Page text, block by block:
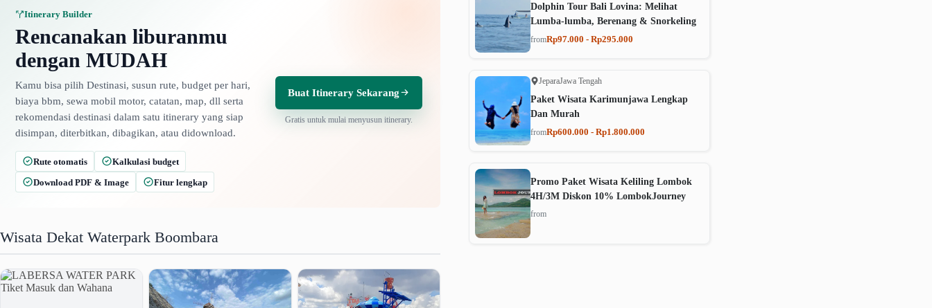
Itinerary Builder
Rencanakan liburanmu
dengan MUDAH
Kamu bisa pilih Destinasi, susun rute, budget per hari,
biaya bbm, sewa mobil motor, catatan, map, dll serta
rekomendasi destinasi dalam satu itinerary yang siap
disimpan, diterbitkan, dibagikan, atau didownload.
Rute otomatis
Kalkulasi budget
Download PDF & Image
Fitur lengkap
Buat Itinerary Sekarang
Gratis untuk mulai menyusun itinerary.
Wisata Dekat Waterpark Boombara
Dolphin Tour Bali Lovina: Melihat
Lumba-lumba, Berenang & Snorkeling
fromRp97.000 - Rp295.000
JeparaJawa Tengah
Paket Wisata Karimunjawa Lengkap
Dan Murah
fromRp600.000 - Rp1.800.000
Promo Paket Wisata Keliling Lombok
4H/3M Diskon 10% LombokJourney
from